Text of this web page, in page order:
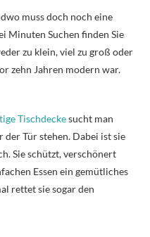
muss doch noch eine
Minuten Suchen finden Sie
zu klein, viel zu groß oder
zehn Jahren modern war.
Tischdeckesucht man
der Tür stehen. Dabei ist sie
Sie schützt, verschönert
Essen ein gemütliches
rettet sie sogar den